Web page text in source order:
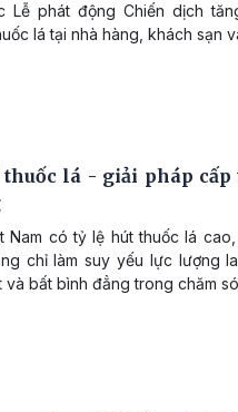
Lễ phát động Chiến dịch
lá tại nhà hàng, khách sạn
lá - giải pháp cấp
Nam có tỷ lệ hút thuốc lá cao,
chỉ làm suy yếu lực lượng
và bất bình đẳng trong chăm